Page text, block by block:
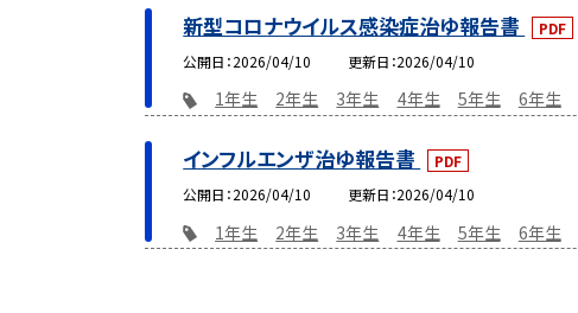
新型コロナウイルス感染症治ゆ報告書
PDF
公開日 2026/04/10 更新日 2026/04/10
1年生 2年生 3年生 4年生 5年生 6年生
インフルエンザ治ゆ報告書
PDF
公開日 2026/04/10 更新日 2026/04/10
1年生 2年生 3年生 4年生 5年生 6年生